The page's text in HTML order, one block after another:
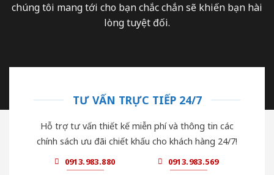
chúng tôi mang tới cho bạn chắc chắn sẽ khiến bạn hài
lòng tuyệt đối.
TƯ VẤN TRỰC TIẾP 24/7
Hỗ trợ tư vấn thiết kế miễn phí và thông tin các
chính sách ưu đãi chiết khấu cho khách hàng 24/7!
0913.983.880 0913.983.569